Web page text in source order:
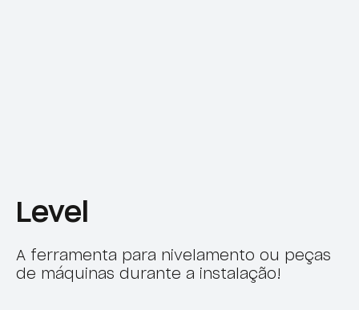
Level
A ferramenta para nivelamento ou peças
de máquinas durante a instalação!